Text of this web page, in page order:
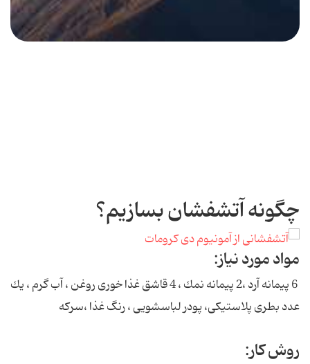
چگونه آتشفشان بسازیم؟
مواد مورد نیاز:
6 پیمانه آرد ،2 پیمانه نمك ، 4 قاشق غذا خوری روغن ، آب گرم ، یك
عدد بطری پلاستیكی، پودر لباسشویی ، رنگ غذا ،سركه
روش كار: